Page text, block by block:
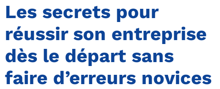
Les secrets pour
réussir son entreprise
dès le départ sans
faire d’erreurs novices